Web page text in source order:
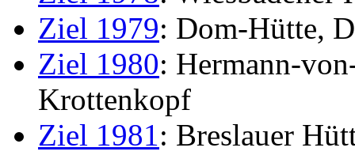
Ziel 1979: Dom-Hütte,
Ziel 1980: Hermann-
Krottenkopf
Ziel 1981: Breslauer